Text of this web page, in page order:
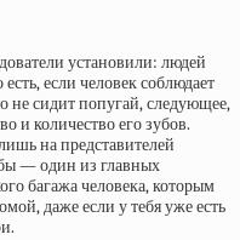
установили: людей
если человек соблюдает
не сидит попугай, следующее,
и количество его зубов.
на представителей
— один из главных
багажа человека, которым
даже если у тебя уже есть